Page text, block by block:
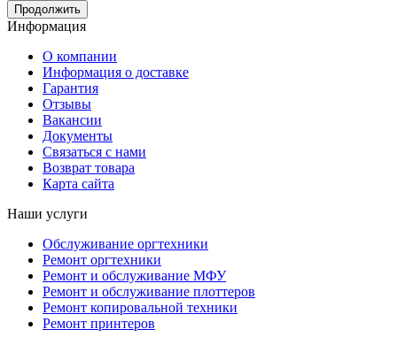
Продолжить
Информация
О компании
Информация о доставке
Гарантия
Отзывы
Вакансии
Документы
Связаться с нами
Возврат товара
Карта сайта
Наши услуги
Обслуживание оргтехники
Ремонт оргтехники
Ремонт и обслуживание МФУ
Ремонт и обслуживание плоттеров
Ремонт копировальной техники
Ремонт принтеров